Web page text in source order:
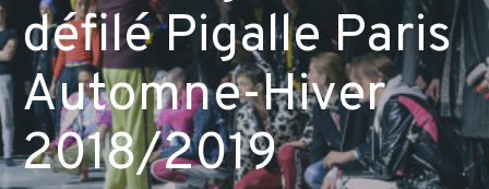
défilé Pigalle Paris
Automne-Hiver
2018/2019